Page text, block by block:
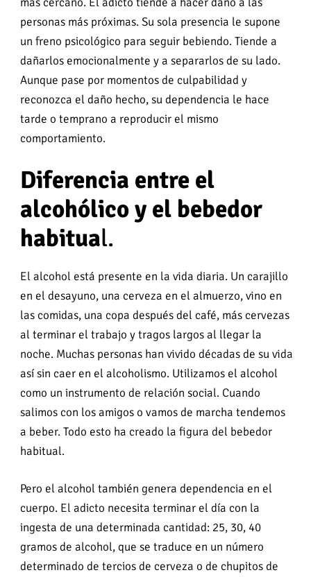
personas más próximas. Su sola presencia le supone
un freno psicológico para seguir bebiendo. Tiende a
dañarlos emocionalmente y a separarlos de su lado.
Aunque pase por momentos de culpabilidad y
reconozca el daño hecho, su dependencia le hace
tarde o temprano a reproducir el mismo
comportamiento.
Diferencia entre el
alcohólico y el bebedor
habitual.
El alcohol está presente en la vida diaria. Un carajillo
en el desayuno, una cerveza en el almuerzo, vino en
las comidas, una copa después del café, más cervezas
al terminar el trabajo y tragos largos al llegar la
noche. Muchas personas han vivido décadas de su vida
así sin caer en el alcoholismo. Utilizamos el alcohol
como un instrumento de relación social. Cuando
salimos con los amigos o vamos de marcha tendemos
a beber. Todo esto ha creado la figura del bebedor
habitual.
Pero el alcohol también genera dependencia en el
cuerpo. El adicto necesita terminar el día con la
ingesta de una determinada cantidad: 25, 30, 40
gramos de alcohol, que se traduce en un número
determinado de tercios de cerveza o de chupitos de